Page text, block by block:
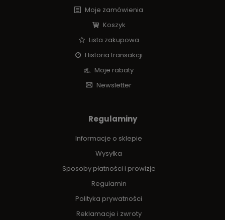
Moje zamówienia
Koszyk
Lista zakupowa
Historia transakcji
Moje rabaty
Newsletter
Regulaminy
Informacje o sklepie
Wysyłka
Sposoby płatności i prowizje
Regulamin
Polityka prywatności
Reklamacje i zwroty